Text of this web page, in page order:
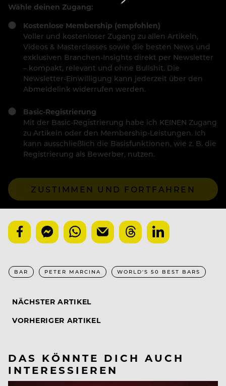
Wähle deinen Zugang:
Kostenlose Membership (empfohlen)
Voller und kostenloser Zugang zu allen Artikeln,
Videos & Masterclasses sowie die besten News und
exklusiven Branchen-Insights direkt per Newsletter
– kompakt, relevant und ohne Bullshit. Die
Newsletter-Einwilligung kann jederzeit über den
Abmeldelink widerrufen werden.
Basic-Registrierung
Mit der Basic-Registrierung habe ich KEINEN Zugang
zu Artikeln oder den Membership-Leistungen. Ich
kann ausschließlich die Basisfunktionen, wie z. B. die
Registrierung als Bewerber, nutzen.
ZUSTIMMEN UND FORTFAHREN
BAR PETER MARCINA WORLD'S 50 BEST BARS
NÄCHSTER ARTIKEL
VORHERIGER ARTIKEL
DAS KÖNNTE DICH AUCH
INTERESSIEREN